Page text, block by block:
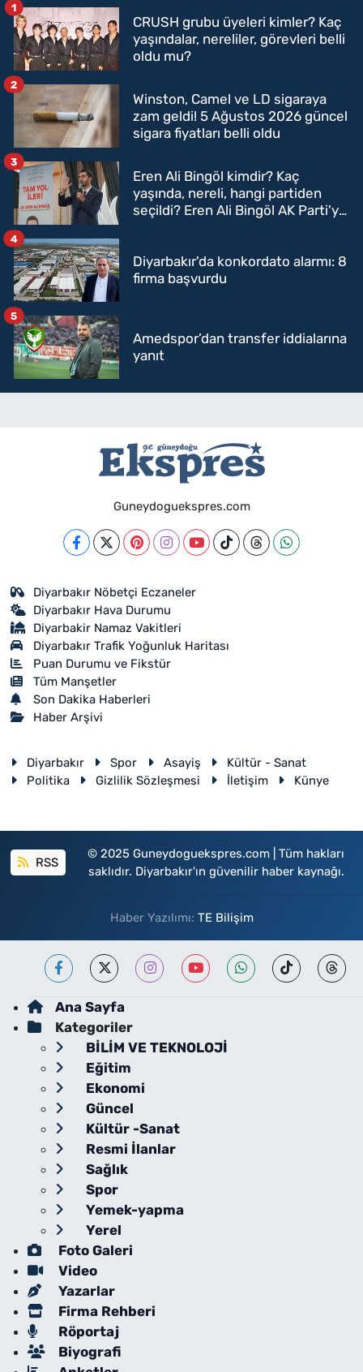
CRUSH grubu üyeleri kimler? Kaç
yaşındalar, nereliler, görevleri belli
oldu mu?
1
Winston, Camel ve LD sigaraya
zam geldi! 5 Ağustos 2026 güncel
sigara fiyatları belli oldu
2
Eren Ali Bingöl kimdir? Kaç
yaşında, nereli, hangi partiden
seçildi? Eren Ali Bingöl AK Parti'ye
3
Diyarbakır'da konkordato alarmı: 8
firma başvurdu
4
Amedspor’dan transfer iddialarına
yanıt
5
Guneydoguekspres.com
Diyarbakır Nöbetçi Eczaneler
Diyarbakır Hava Durumu
Diyarbakir Namaz Vakitleri
Diyarbakır Trafik Yoğunluk Haritası
Puan Durumu ve Fikstür
Tüm Manşetler
Son Dakika Haberleri
Haber Arşivi
Diyarbakır Spor Asayiş
Kültür - Sanat
Politika
Gizlilik Sözleşmesi İletişim Künye
RSS
© 2025 Guneydoguekspres.com | Tüm hakları
saklıdır. Diyarbakır'ın güvenilir haber kaynağı.
Haber Yazılımı: TE Bilişim
Ana Sayfa
Kategoriler
BİLİM VE TEKNOLOJİ
Eğitim
Ekonomi
Güncel
Kültür -Sanat
Resmi İlanlar
Sağlık
Spor
Yemek-yapma
Yerel
Foto Galeri
Video
Yazarlar
Firma Rehberi
Röportaj
Biyografi